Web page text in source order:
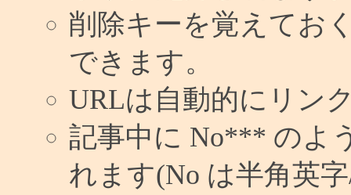
削除キーを覚えてお
できます。
URLは自動的にリン
記事中に No*** のよ
れます(No は半角英